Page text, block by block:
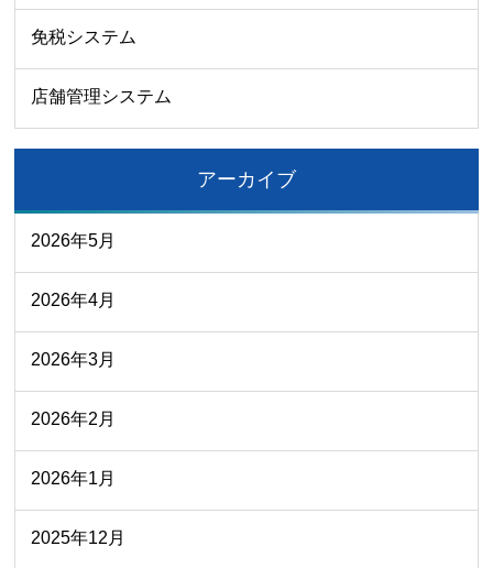
免税システム
店舗管理システム
アーカイブ
2026年5月
2026年4月
2026年3月
2026年2月
2026年1月
2025年12月